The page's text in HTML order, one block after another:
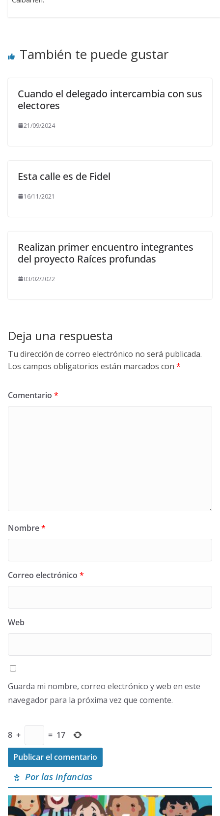
También te puede gustar
Cuando el delegado intercambia con sus
electores
21/09/2024
Esta calle es de Fidel
16/11/2021
Realizan primer encuentro integrantes
del proyecto Raíces profundas
03/02/2022
Deja una respuesta
Tu dirección de correo electrónico no será publicada.
Los campos obligatorios están marcados con *
Comentario *
Nombre*
Correo electrónico *
Web
Guarda mi nombre, correo electrónico y web en este
navegador para la próxima vez que comente.
8 + = 17
Por las infancias